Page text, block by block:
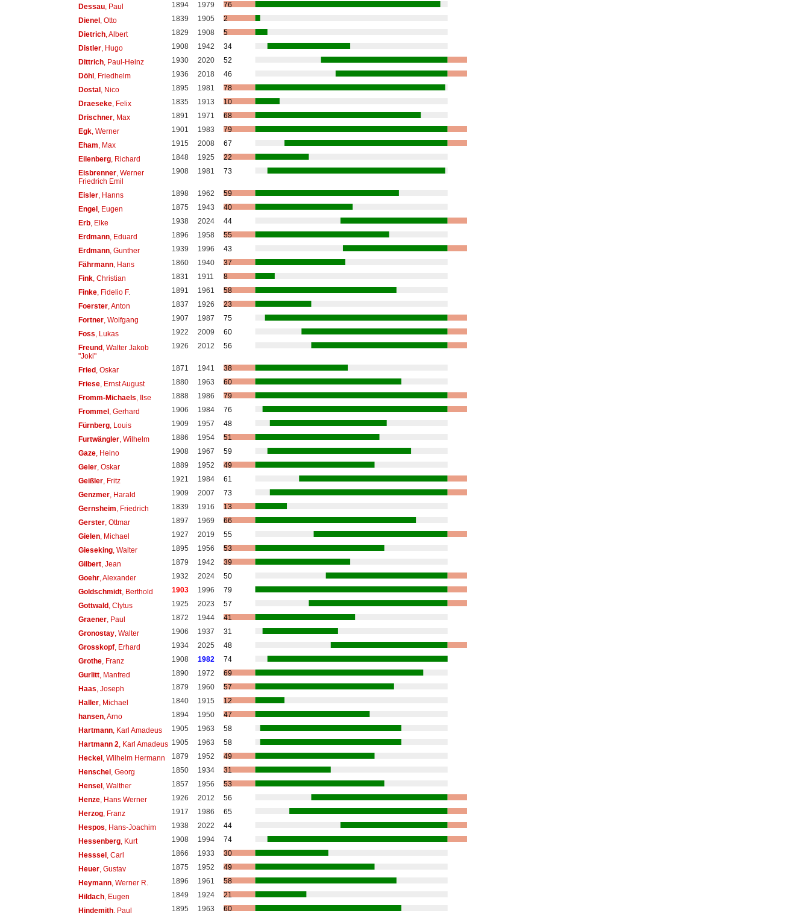
Dessau, Paul 1894 1979
76
Dienel, Otto 1839 1905
2
Dietrich, Albert 1829 1908
5
Distler, Hugo 1908 1942
34
Dittrich, Paul-Heinz 1930 2020
52
Döhl, Friedhelm 1936 2018
46
Dostal, Nico 1895 1981
78
Draeseke, Felix 1835 1913
10
Drischner, Max 1891 1971
68
Egk, Werner 1901 1983
79
Eham , Max 1915 2008
67
Eilenberg, Richard 1848 1925
22
Eisbrenner, Werner
Friedrich Emil
1908 1981 73
Eisler, Hanns 1898 1962
59
Engel, Eugen 1875 1943
40
Erb, Elke 1938 2024
44
Erdmann, Eduard 1896 1958
55
Erdmann, Gunther 1939 1996
43
Fährmann, Hans 1860 1940
37
Fink, Christian 1831 1911
8
Finke, Fidelio F. 1891 1961
58
Foerster, Anton 1837 1926
23
Fortner, Wolfgang 1907 1987
75
Foss , Lukas 1922 2009
60
Freund, Walter Jakob
"Joki"
1926 2012 56
Fried, Oskar 1871 1941
38
Friese, Ernst August 1880 1963
60
Fromm-Michaels , Ilse 1888 1986
79
Frommel, Gerhard 1906 1984
76
Fürnberg, Louis 1909 1957
48
Furtwängler, Wilhelm 1886 1954
51
Gaze, Heino 1908 1967
59
Geier, Oskar 1889 1952
49
Geißler, Fritz 1921 1984
61
Genzmer, Harald 1909 2007
73
Gernsheim , Friedrich 1839 1916
13
Gerster, Ottmar 1897 1969
66
Gielen, Michael 1927 2019
55
Gieseking, Walter 1895 1956
53
Gilbert, Jean 1879 1942
39
Goehr, Alexander 1932 2024
50
Goldschmidt, Berthold 1903 1996
79
Gottwald, Clytus 1925 2023
57
Graener, Paul 1872 1944
41
Gronostay, Walter 1906 1937
31
Grosskopf, Erhard 1934 2025
48
Grothe, Franz 1908 1982
74
Gurlitt, Manfred 1890 1972
69
Haas , Joseph 1879 1960
57
Haller, Michael 1840 1915
12
hansen, Arno 1894 1950
47
Hartmann, Karl Amadeus 1905 1963
58
Hartmann 2 , Karl Amadeus 1905 1963
58
Heckel, Wilhelm Hermann 1879 1952
49
Henschel, Georg 1850 1934
31
Hensel, Walther 1857 1956
53
Henze, Hans Werner 1926 2012
56
Herzog, Franz 1917 1986
65
Hespos , Hans-Joachim 1938 2022
44
Hessenberg, Kurt 1908 1994
74
Hesssel, Carl 1866 1933
30
Heuer, Gustav 1875 1952
49
Heymann, Werner R. 1896 1961
58
Hildach, Eugen 1849 1924
21
Hindemith, Paul 1895 1963 60